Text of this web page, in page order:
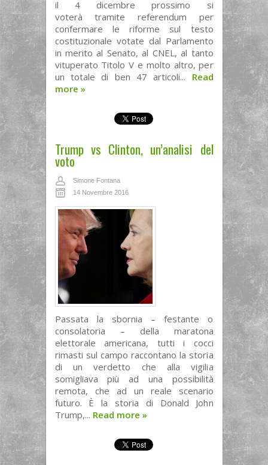
il 4 dicembre prossimo si
voterà tramite referendum per
confermare le riforme sul testo
costituzionale votate dal Parlamento
in merito al Senato, al CNEL, al tanto
vituperato Titolo V e molto altro, per
un totale di ben 47 articoli... Read
more »
Trump vs Clinton, un’analisi del
voto
Simone Fontana
14 Novembre 2016
Passata la sbornia – festante o
consolatoria – della maratona
elettorale americana, tutti i cocci
rimasti sul campo raccontano la storia
di un verdetto che alla vigilia
somigliava più ad una possibilità
remota, che ad un reale scenario
futuro. È la storia di Donald John
Trump,... Read more »